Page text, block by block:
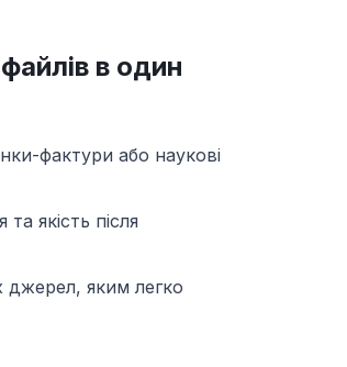
в один
фактури або наукові
якість після
джерел, яким легко